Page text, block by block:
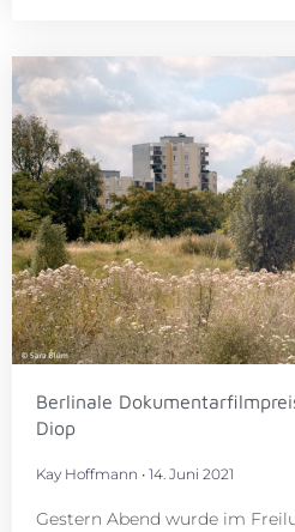
Berlinale
Diop
Kay Hoffmann 14. Juni 2021
Gestern Abend wurde im